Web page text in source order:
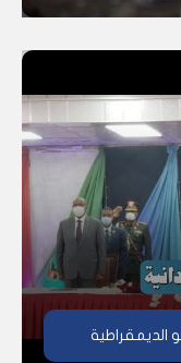
الديمقراطية